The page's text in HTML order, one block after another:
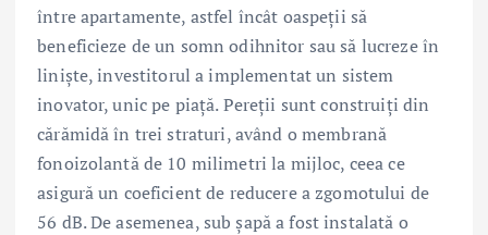
între apartamente, astfel încât oaspeții să
beneficieze de un somn odihnitor sau să lucreze în
liniște, investitorul a implementat un sistem
inovator, unic pe piață. Pereții sunt construiți din
cărămidă în trei straturi, având o membrană
fonoizolantă de 10 milimetri la mijloc, ceea ce
asigură un coeficient de reducere a zgomotului de
56 dB. De asemenea, sub șapă a fost instalată o